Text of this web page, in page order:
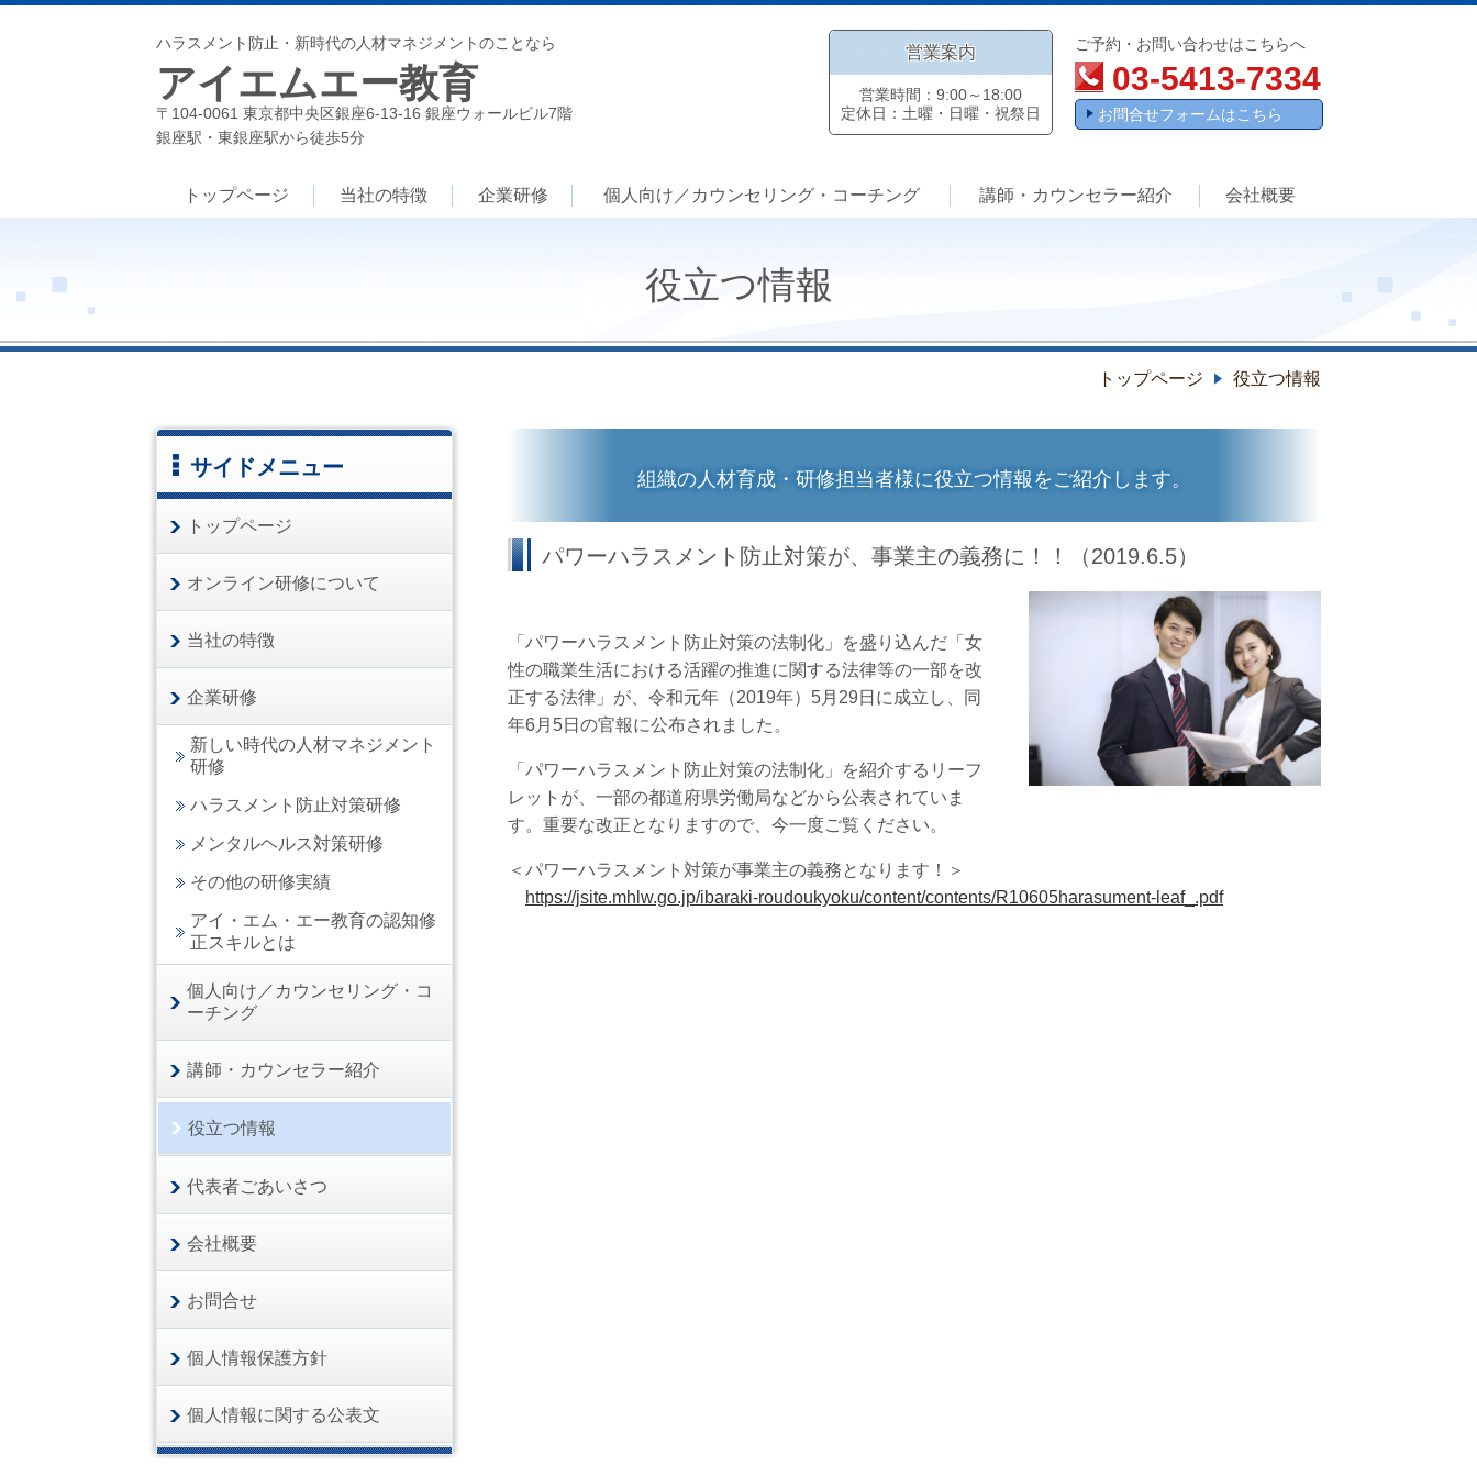
ハラスメント防止・新時代の人材マネジメントのことなら
アイエムエー教育
〒104-0061 東京都中央区銀座6-13-16 銀座ウォールビル7階
銀座駅・東銀座駅から徒歩5分
営業案内
営業時間：9:00～18:00
定休日：土曜・日曜・祝祭日
ご予約・お問い合わせはこちらへ
03-5413-7334
お問合せフォームはこちら
トップページ 当社の特徴 企業研修 個人向け／カウンセリング・コーチング 講師・カウンセラー紹介 会社概要
役立つ情報
トップページ 役立つ情報
組織の人材育成・研修担当者様に役立つ情報をご紹介します。
パワーハラスメント防止対策が、事業主の義務に！！（2019.6.5）
「パワーハラスメント防止対策の法制化」を盛り込んだ「女
性の職業生活における活躍の推進に関する法律等の一部を改
正する法律」が、令和元年（2019年）5月29日に成立し、同
年6月5日の官報に公布されました。
「パワーハラスメント防止対策の法制化」を紹介するリーフ
レットが、一部の都道府県労働局などから公表されていま
す。重要な改正となりますので、今一度ご覧ください。
＜パワーハラスメント対策が事業主の義務となります！＞
https://jsite.mhlw.go.jp/ibaraki-roudoukyoku/content/contents/R10605harasument-leaf_.pdf
サイドメニュー
トップページ
オンライン研修について
当社の特徴
企業研修
新しい時代の人材マネジメント
研修
ハラスメント防止対策研修
メンタルヘルス対策研修
その他の研修実績
アイ・エム・エー教育の認知修
正スキルとは
個人向け／カウンセリング・コ
ーチング
講師・カウンセラー紹介
役立つ情報
代表者ごあいさつ
会社概要
お問合せ
個人情報保護方針
個人情報に関する公表文